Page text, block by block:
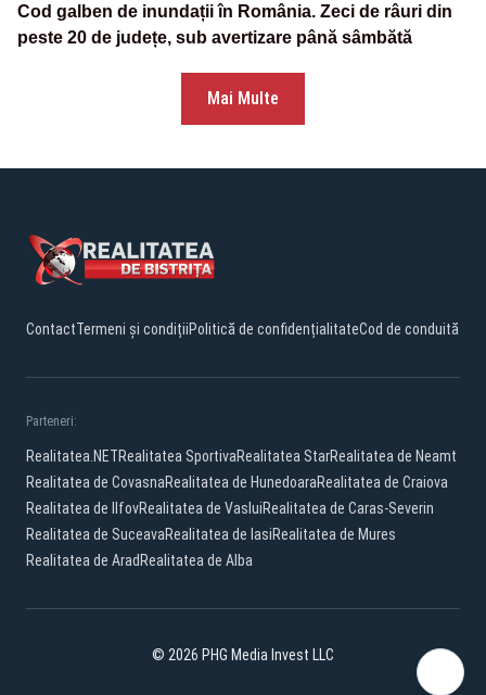
Cod galben de inundații în România. Zeci de râuri din
peste 20 de județe, sub avertizare până sâmbătă
Mai Multe
ContactTermeni și condițiiPolitică de confidențialitateCod de conduită
Parteneri:
Realitatea.NETRealitatea SportivaRealitatea StarRealitatea de Neamt
Realitatea de CovasnaRealitatea de HunedoaraRealitatea de Craiova
Realitatea de IlfovRealitatea de VasluiRealitatea de Caras-Severin
Realitatea de SuceavaRealitatea de IasiRealitatea de Mures
Realitatea de Arad Realitatea de Alba
© 2026 PHG Media Invest LLC